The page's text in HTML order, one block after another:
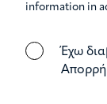
information in
Έχω